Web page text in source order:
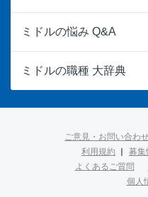
ミドルの悩み Q&A
ミドルの職種 大辞典
ご意見・お問い合わ
利用規約
募集
よくあるご質問
個人